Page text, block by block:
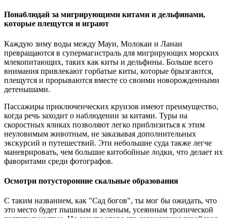
Понаблюдай за мигрирующими китами и дельфинами,
которые плещутся и играют
Каждую зиму воды между Мауи, Молокаи и Ланаи
превращаются в супермагистраль для мигрирующих морских
млекопитающих, таких как киты и дельфины. Больше всего
внимания привлекают горбатые киты, которые брызгаются,
плещутся и прорываются вместе со своими новорожденными
детенышами.
Пассажиры приключенческих круизов имеют преимущество,
когда речь заходит о наблюдении за китами. Туры на
скоростных яликах позволяют легко приблизиться к этим
неуловимым животным, не заказывая дополнительных
экскурсий и путешествий. Эти небольшие суда также легче
маневрировать, чем большие китобойные лодки, что делает их
фаворитами среди фотографов.
Осмотри потусторонние скальные образования
С таким названием, как "Сад богов", ты мог бы ожидать, что
это место будет пышным и зеленым, усеянным тропической